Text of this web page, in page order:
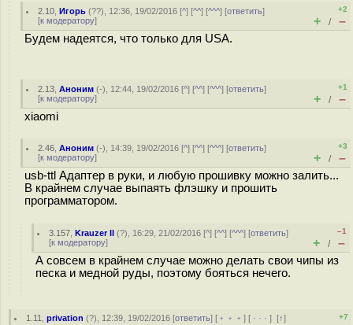
2.10 ,Игорь (??), 12:36, 19/02/2016 [^] [^^] [^^^] [ответить]
[к модератору]
+2
+ / –
Будем надеятся, что только для USA.
2.13 ,Аноним (-), 12:44, 19/02/2016 [^] [^^] [^^^] [ответить]
[к модератору]
+1
+ / –
xiaomi
2.46 ,Аноним (-), 14:39, 19/02/2016 [^] [^^] [^^^] [ответить]
[к модератору]
+3
+ / –
usb-ttl Адаптер в руки, и любую прошивку можно залить...
В крайнем случае выпаять флэшку и прошить
программатором.
3.157 ,Krauzer II (?), 16:29, 21/02/2016 [^] [^^] [^^^] [ответить]
[к модератору]
–1
+ / –
А совсем в крайнем случае можно делать свои чипы из
песка и медной руды, поэтому бояться нечего.
1.11 ,privation (?), 12:39, 19/02/2016 [ответить] [ ﹢﹢﹢] [ · · ·][↑]
+7